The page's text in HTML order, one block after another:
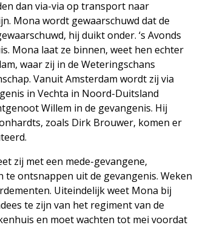
dan via-via op transport naar
Mona wordt gewaarschuwd dat de
hij duikt onder. ‘s Avonds
Mona laat ze binnen, weet hen echter
waar zij in de Weteringschans
Vanuit Amsterdam wordt zij via
in Vechta in Noord-Duitsland
Willem in de gevangenis. Hij
zoals Dirk Brouwer, komen er
zij met een mede-gevangene,
ontsnappen uit de gevangenis. Weken
Uiteindelijk weet Mona bij
te zijn van het regiment van de
en moet wachten tot mei voordat